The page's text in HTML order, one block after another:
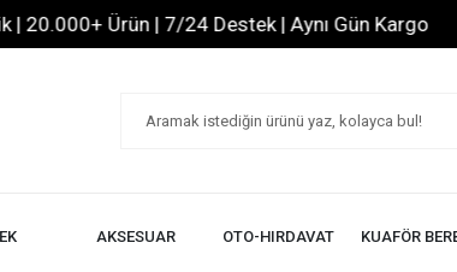
Ürün | 7/24 Destek | Aynı Gün Kargo
AKSESUAR OTO-HIRDAVAT KUAFÖR